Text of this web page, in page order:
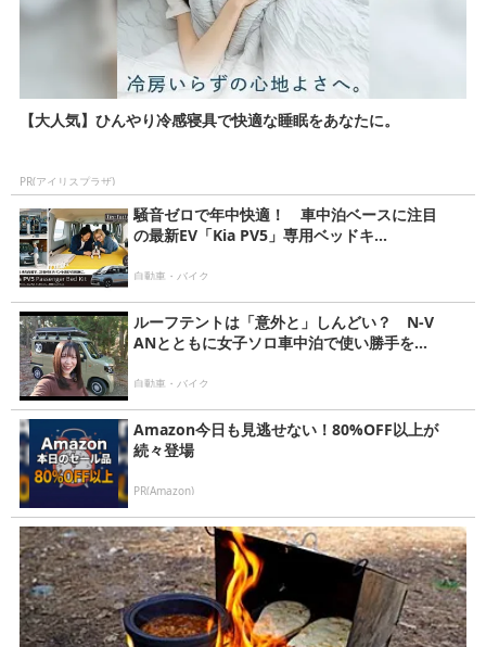
【大人気】ひんやり冷感寝具で快適な睡眠をあなたに。
PR(アイリスプラザ)
騒音ゼロで年中快適！ 車中泊ベースに注目
の最新EV「Kia PV5」専用ベッドキ...
自動車・バイク
ルーフテントは「意外と」しんどい？ N-V
ANとともに女子ソロ車中泊で使い勝手を...
自動車・バイク
Amazon今日も見逃せない！80%OFF以上が
続々登場
PR(Amazon)